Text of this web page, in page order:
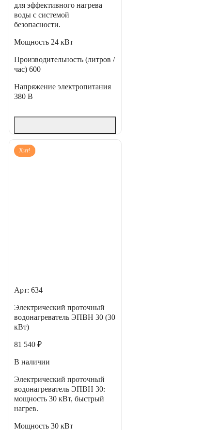
для эффективного нагрева
воды с системой
безопасности.
Мощность 24 кВт
Производительность (литров /
час) 600
Напряжение электропитания
380 В
Хит!
Арт: 634
Электрический проточный
водонагреватель ЭПВН 30 (30
кВт)
81 540 ₽
В наличии
Электрический проточный
водонагреватель ЭПВН 30:
мощность 30 кВт, быстрый
нагрев.
Мощность 30 кВт